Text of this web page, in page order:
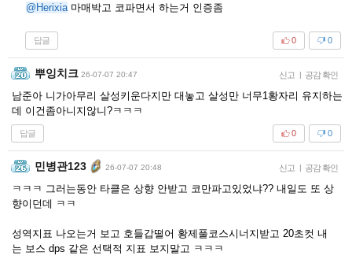
@Herixia 마매박고 코파면서 하는거 인증좀
답글 0
0
뿌잉치크 26-07-07 20:47 신고 | 공감 확인
남준아 니가아무리 살성키운다지만 대놓고 살성만 너무1황자리 유지하는
데 이건좀아니지않니?ㅋㅋㅋ
답글 0
0
민병관123 26-07-07 20:48 신고 | 공감 확인
ㅋㅋㅋ 그러는동안 타클은 상향 안받고 코만파고있었냐?? 내일도 또 상
향이던데 ㅋㅋ
성역지표 나오는거 보고 호들갑떨어 황제풀코스시너지받고 20초컷 내
는 보스 dps 같은 선택적 지표 보지말고 ㅋㅋㅋ